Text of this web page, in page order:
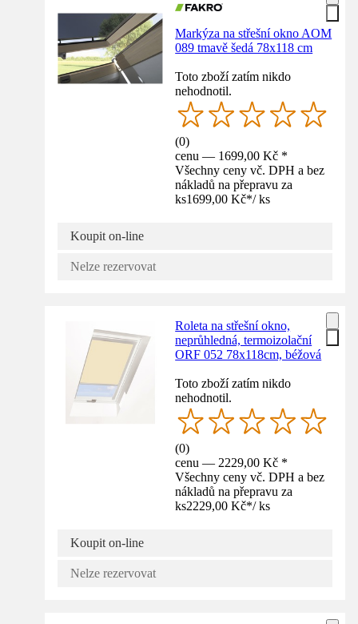
Markýza na střešní okno AOM
089 tmavě šedá 78x118 cm
Toto zboží zatím nikdo
nehodnotil.
(0)
cenu — 1699,00 Kč *
Všechny ceny vč. DPH a bez
nákladů na přepravu za
ks1699,00 Kč*/ ks
Koupit on-line
Nelze rezervovat
Roleta na střešní okno,
neprůhledná, termoizolační
ORF 052 78x118cm, béžová
Toto zboží zatím nikdo
nehodnotil.
(0)
cenu — 2229,00 Kč *
Všechny ceny vč. DPH a bez
nákladů na přepravu za
ks2229,00 Kč*/ ks
Koupit on-line
Nelze rezervovat